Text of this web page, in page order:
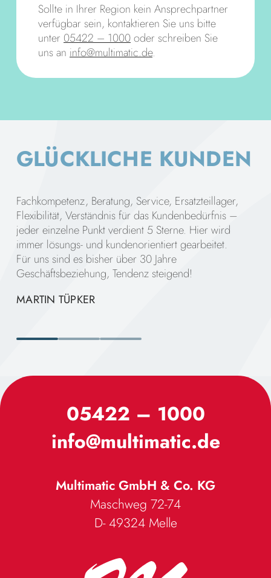
Sollte in Ihrer Region kein Ansprechpartner
verfügbar sein, kontaktieren Sie uns bitte
unter 05422 – 1000oder schreiben Sie
uns an info@multimatic.de.
GLÜCKLICHE KUNDEN
Fachkompetenz, Beratung, Service, Ersatzteillager,
Flexibilität, Verständnis für das Kundenbedürfnis –
jeder einzelne Punkt verdient 5 Sterne. Hier wird
immer lösungs- und kundenorientiert gearbeitet.
Für uns sind es bisher über 30 Jahre
Geschäftsbeziehung, Tendenz steigend!
MARTIN TÜPKER
05422 – 1000
info@multimatic.de
Multimatic GmbH & Co. KG
Maschweg 72-74
D- 49324 Melle